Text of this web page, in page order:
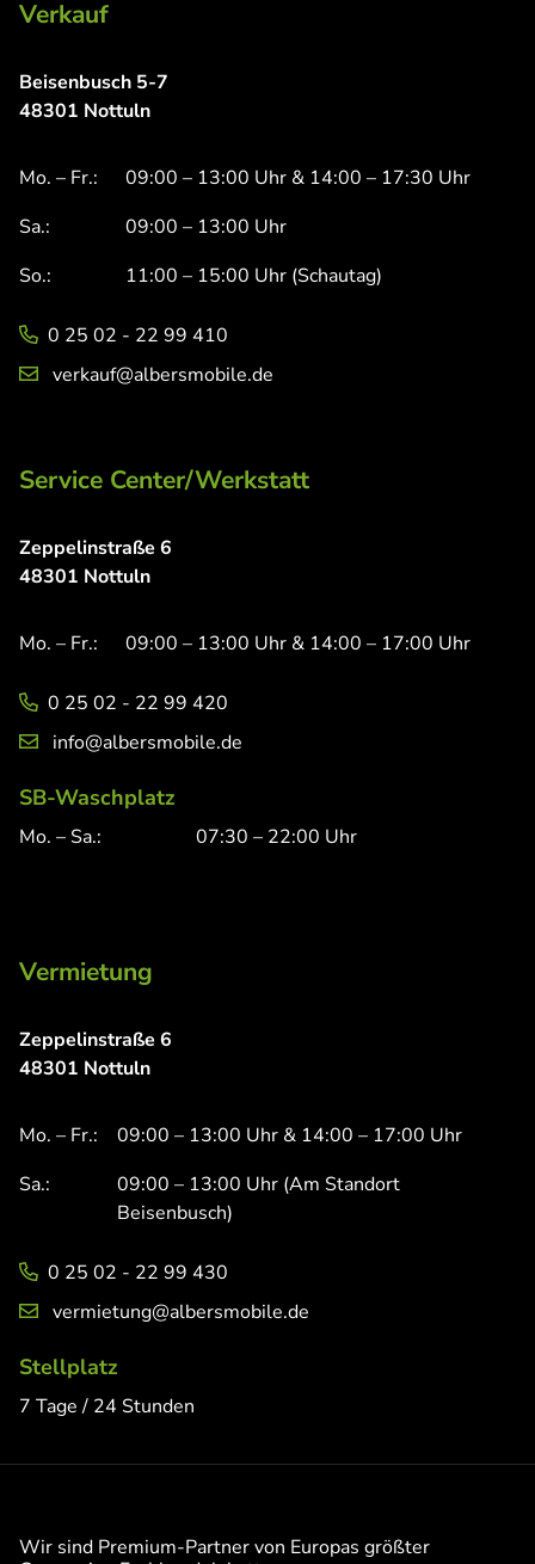
Verkauf
Beisenbusch 5-7
48301 Nottuln
Mo. – Fr.:
09:00 – 13:00 Uhr & 14:00 – 17:30 Uhr
Sa.:
09:00 – 13:00 Uhr
So.:
11:00 – 15:00 Uhr (Schautag)
0 25 02 - 22 99 410
verkauf@albersmobile.de
Service Center/Werkstatt
Zeppelinstraße 6
48301 Nottuln
Mo. – Fr.: 09:00 – 13:00 Uhr & 14:00 – 17:00 Uhr
0 25 02 - 22 99 420
info@albersmobile.de
SB-Waschplatz
Mo. – Sa.: 07:30 – 22:00 Uhr
Vermietung
Zeppelinstraße 6
48301 Nottuln
Mo. – Fr.:
09:00 – 13:00 Uhr & 14:00 – 17:00 Uhr
Sa.:
09:00 – 13:00 Uhr (Am Standort
Beisenbusch)
0 25 02 - 22 99 430
vermietung@albersmobile.de
Stellplatz
7 Tage / 24 Stunden
Wir sind Premium-Partner von Europas größter